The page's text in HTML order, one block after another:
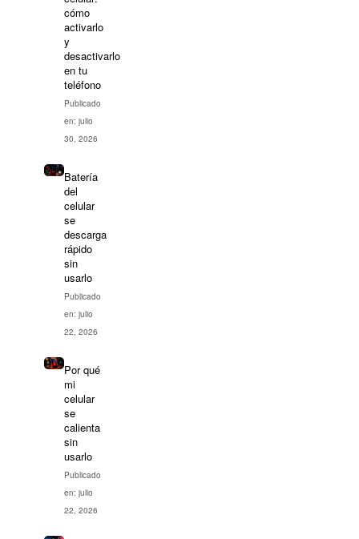
cómo
activarlo
y
desactivarlo
en tu
teléfono
Publicado
en: julio
30, 2026
Batería
del
celular
se
descarga
rápido
sin
usarlo
Publicado
en: julio
22, 2026
Por qué
mi
celular
se
calienta
sin
usarlo
Publicado
en: julio
22, 2026